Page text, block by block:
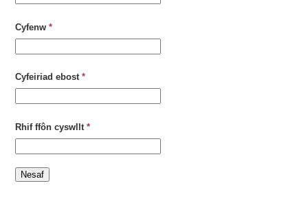
Cyfenw *
Cyfeiriad ebost *
Rhif ffôn cyswllt *
Nesaf